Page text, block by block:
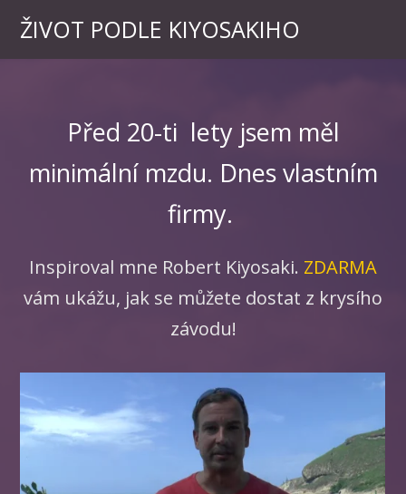
ŽIVOT PODLE KIYOSAKIHO
Před 20-ti lety jsem měl
minimální mzdu. Dnes vlastním
firmy.
Inspiroval mne Robert Kiyosaki. ZDARMA
vám ukážu, jak se můžete dostat z krysího
závodu!